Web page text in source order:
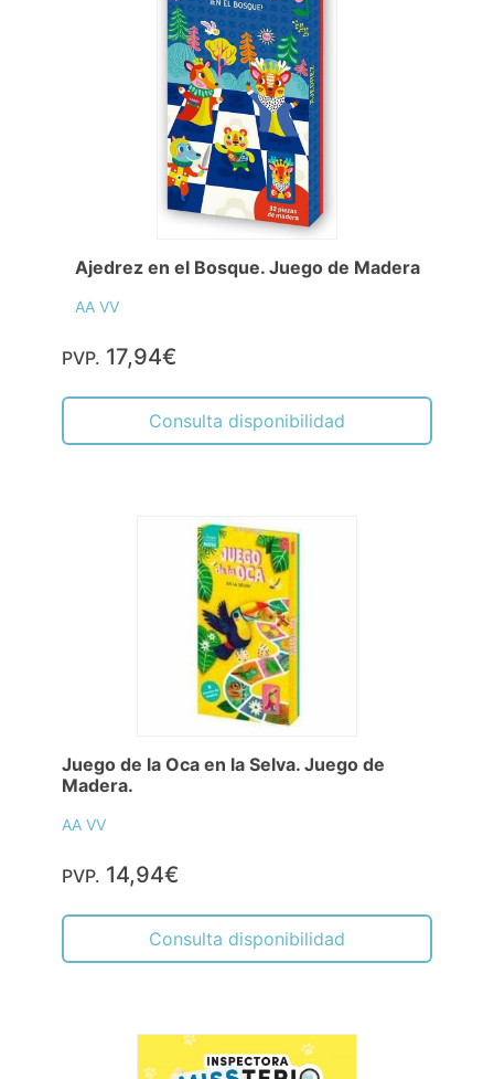
Ajedrez en el Bosque. Juego de Madera
AA VV
PVP. 17,94€
Consulta disponibilidad
Juego de la Oca en la Selva. Juego de
Madera.
AA VV
PVP. 14,94€
Consulta disponibilidad